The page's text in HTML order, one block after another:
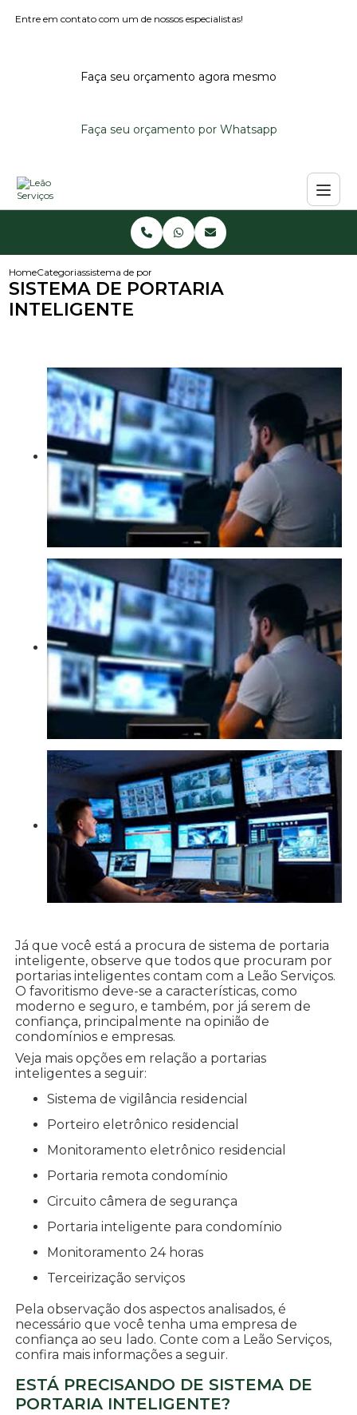
Entre em contato com um de nossos especialistas!
Faça seu orçamento agora mesmo
Faça seu orçamento por Whatsapp
HomeCategoriassistema de portaria inteligente
SISTEMA DE PORTARIA
INTELIGENTE
Já que você está a procura de sistema de portaria
inteligente, observe que todos que procuram por
portarias inteligentes contam com a Leão Serviços.
O favoritismo deve-se a características, como
moderno e seguro, e também, por já serem de
confiança, principalmente na opinião de
condomínios e empresas.
Veja mais opções em relação a portarias
inteligentes a seguir:
sistema de vigilância residencial
porteiro eletrônico residencial
monitoramento eletrônico residencial
portaria remota condomínio
circuito câmera de segurança
portaria inteligente para condomínio
monitoramento 24 horas
terceirização serviços
Pela observação dos aspectos analisados, é
necessário que você tenha uma empresa de
confiança ao seu lado. Conte com a Leão Serviços,
confira mais informações a seguir.
ESTÁ PRECISANDO DE SISTEMA DE
PORTARIA INTELIGENTE?